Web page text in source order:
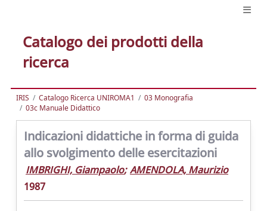
Catalogo dei prodotti della
ricerca
IRIS Catalogo Ricerca UNIROMA1
03 Monografia
03c Manuale Didattico
Indicazioni didattiche in forma di guida
allo svolgimento delle esercitazioni
IMBRIGHI, Giampaolo; AMENDOLA, Maurizio
1987